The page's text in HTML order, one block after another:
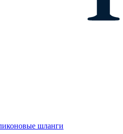
шланги